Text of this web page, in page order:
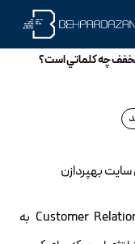
CRM مخفف کلمات Customer Relationship Management به